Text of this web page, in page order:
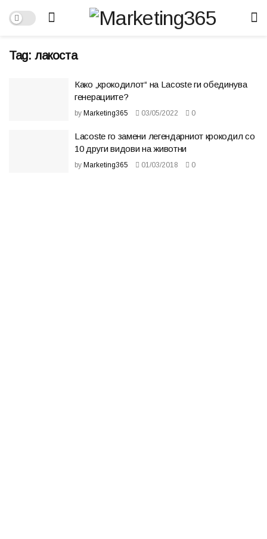
Tag: лакоста
Како „крокодилот“ на Lacoste ги обединува
генерациите?
by Marketing365 03/05/2022 0
Lacoste го замени легендарниот крокодил со
10 други видови на животни
by Marketing365 01/03/2018 0